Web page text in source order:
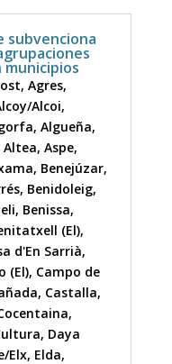
subvenciona
municipios
, Agres,
Alcoi,
, Algueña,
Altea, Aspe,
, Benejúzar,
, Benidoleig,
, Benissa,
(El),
d'En Sarrià,
(El), Campo de
, Castalla,
,
, Daya
Elx, Elda,